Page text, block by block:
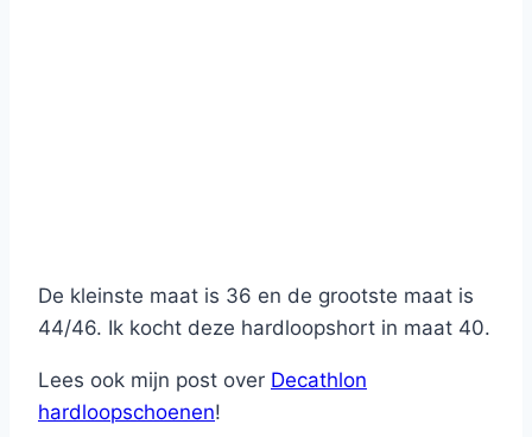
De kleinste maat is 36 en de grootste maat is
44/46. Ik kocht deze hardloopshort in maat 40.
Lees ook mijn post over Decathlon
hardloopschoenen!